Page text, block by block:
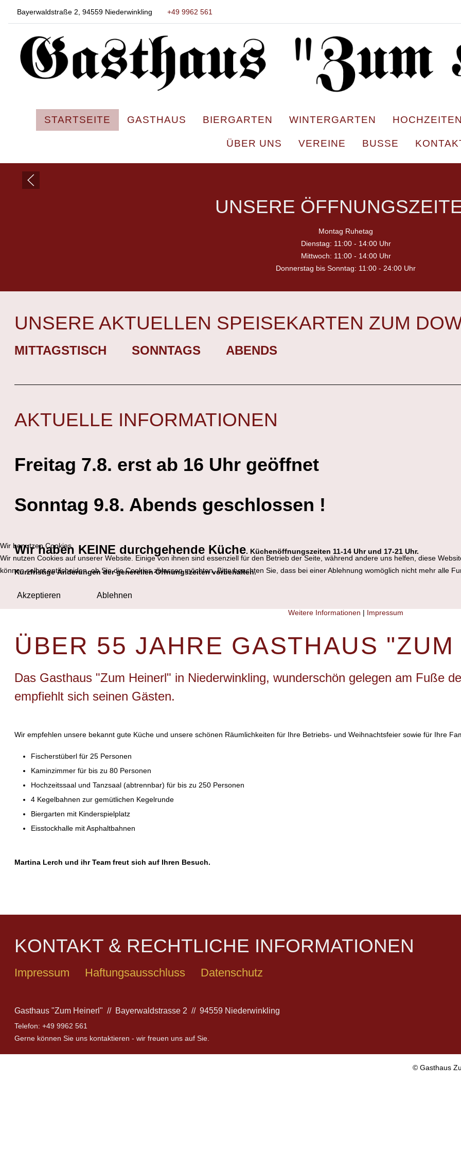
Bayerwaldstraße 2, 94559 Niederwinkling +49 9962 561
STARTSEITE GASTHAUS BIERGARTEN WINTERGARTEN
ÜBER UNS VEREINE BUSSE
UNSERE
Montag Ruhetag
Dienstag: 11:00 - 14:00 Uhr
Mittwoch: 11:00 - 14:00 Uhr
Donnerstag bis Sonntag: 11:00 - 24:00 Uhr
UNSERE AKTUELLEN SPEISEKARTEN ZUM
MITTAGSTISCH SONNTAGS ABENDS
AKTUELLE INFORMATIONEN
Freitag 7.8. erst ab 16 Uhr geöffnet
Sonntag 9.8. Abends geschlossen !
Wir haben KEINE durchgehende Küche. Küchenöffnungszeiten 11-14 Uhr und 17-21 Uhr.
Kurzfristige Änderungen der generellen Öffnungszeiten vorbehalten.
ÜBER 55 JAHRE GASTHAUS
Das Gasthaus "Zum Heinerl" in Niederwinkling, wunderschön gelegen am Fuße
empfiehlt sich seinen Gästen.
Wir empfehlen unsere bekannt gute Küche und unsere schönen Räumlichkeiten für Ihre Betriebs- und Weihnachtsfeier sowie für Ihre
Fischerstüberl für 25 Personen
Kaminzimmer für bis zu 80 Personen
Hochzeitssaal und Tanzsaal (abtrennbar) für bis zu 250 Personen
4 Kegelbahnen zur gemütlichen Kegelrunde
Biergarten mit Kinderspielplatz
Eisstockhalle mit Asphaltbahnen
Martina Lerch und ihr Team freut sich auf Ihren Besuch.
KONTAKT & RECHTLICHE INFORMATIONEN
Impressum Haftungsausschluss Datenschutz
Gasthaus "Zum Heinerl" // Bayerwaldstrasse 2 // 94559 Niederwinkling
Telefon: +49 9962 561
Gerne können Sie uns kontaktieren - wir freuen uns auf Sie.
© Gasthaus
Wir benutzen Cookies
Wir nutzen Cookies auf unserer Website. Einige von ihnen sind essenziell für den Betrieb der Seite, während andere uns helfen, diese
können selbst entscheiden, ob Sie die Cookies zulassen möchten. Bitte beachten Sie, dass bei einer Ablehnung womöglich nicht mehr alle
Akzeptieren Ablehnen
Weitere Informationen | Impressum